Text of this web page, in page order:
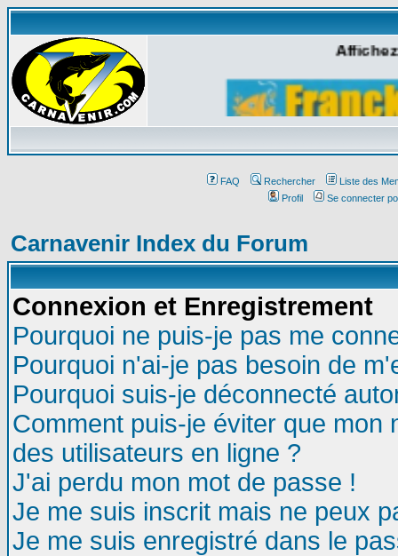
FAQ Rechercher
Liste des
Profil
Se connecter
Carnavenir Index du Forum
Connexion et Enregistrement
Pourquoi ne puis-je pas me
Pourquoi n'ai-je pas besoin de
Pourquoi suis-je déconnecté
Comment puis-je éviter que mon
des utilisateurs en ligne ?
J'ai perdu mon mot de passe !
Je me suis inscrit mais ne peux
Je me suis enregistré dans le